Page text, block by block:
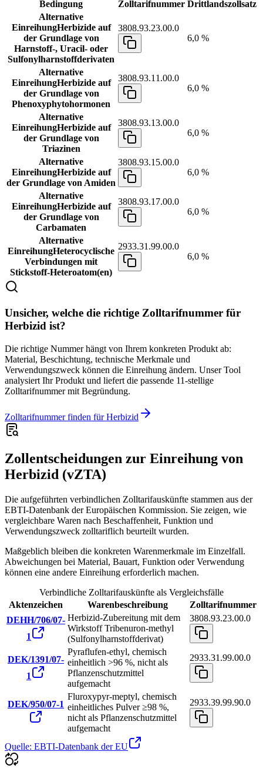
Bedingung Zolltarifnummer Drittlandszollsatz
Alternative
EinreihungHerbizide auf
der Grundlage von
Harnstoff-, Uracil- oder
Sulfonylharnstoffderivaten
3808.93.23.00.0
6,0 %
Alternative
EinreihungHerbizide auf
der Grundlage von
Phenoxyphytohormonen
3808.93.11.00.0
6,0 %
Alternative
EinreihungHerbizide auf
der Grundlage von
Triazinen
3808.93.13.00.0
6,0 %
Alternative
EinreihungHerbizide auf
der Grundlage von Amiden
3808.93.15.00.0
6,0 %
Alternative
EinreihungHerbizide auf
der Grundlage von
Carbamaten
3808.93.17.00.0
6,0 %
Alternative
EinreihungHeterocyclische
Verbindungen mit
Stickstoff-Heteroatom(en)
2933.31.99.00.0
6,0 %
Unsicher, welche die richtige Zolltarifnummer für
Herbizid ist?
Die richtige Nummer hängt von Ihrem konkreten Produkt ab:
Material, Beschichtung, technische Merkmale und
Verwendungszweck können die Einreihung ändern. Unser Tool
analysiert Ihr Produkt und liefert die passende 11-stellige
Zolltarifnummer mit Begründung.
Zolltarifnummer finden für Herbizid
Zollentscheidungen zur Einreihung von
Herbizid (vZTA)
Die aufgeführten verbindlichen Zolltarifauskünfte stammen aus der
EBTI-Datenbank der Europäischen Kommission. Sie zeigen, wie
vergleichbare Waren nach Beschaffenheit, Funktion und
Verwendungszweck zolltariflich beurteilt wurden.
Maßgeblich bleiben die konkreten Warenmerkmale im Einzelfall.
Abweichungen bei Material, Bauart, Funktion oder Verwendung
können eine andere Einreihung erforderlich machen.
Verbindliche Zolltarifauskünfte als Vergleichsfälle
Aktenzeichen
Warenbeschreibung
Zolltarifnummer
DEHH/706/07-
1
Herbizid-Zubereitung mit dem
Wirkstoff Tribenuron-methyl
(Sulfonylharnstoffderivat)
3808.93.23.00.0
DEK/1391/07-
1
Pyraflufen-ethyl, chemisch
einheitlich >96 %, nicht als
Pflanzenschutzmittel
aufgemacht
2933.31.99.00.0
DEK/950/07-1
Fluroxypyr-meptyl, chemisch
einheitliches Pulver ≥98 %,
nicht als Pflanzenschutzmittel
aufgemacht
2933.39.99.90.0
Quelle: EBTI-Datenbank der EU